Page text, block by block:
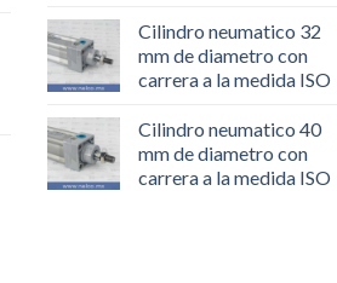
Cilindro neumatico 32
mm de diametro con
carrera a la medida ISO
Cilindro neumatico 40
mm de diametro con
carrera a la medida ISO